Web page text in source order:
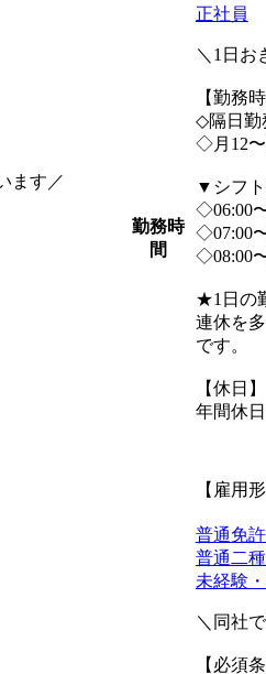
ます／
勤務時
間
正社員
＼1日お
【勤務
◇隔日勤
◇月12〜
▼シフト
◇06:00
◇07:00
◇08:00
★1日の
連休を
です。
【休日】
年間休
【雇用
普通免許
普通二
未経験
＼同社
【必須